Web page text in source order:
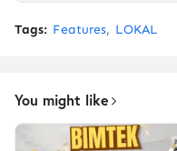
Tags: Features LOKAL
You might like